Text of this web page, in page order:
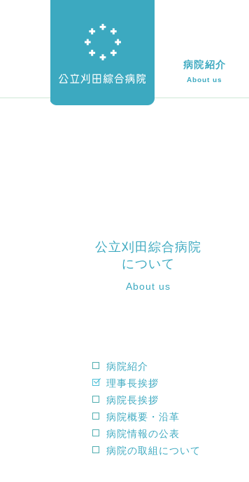
病院紹介
About us
公立刈田綜合病院
について
About us
病院紹介
理事長挨拶
病院長挨拶
病院概要・沿革
病院情報の公表
病院の取組について